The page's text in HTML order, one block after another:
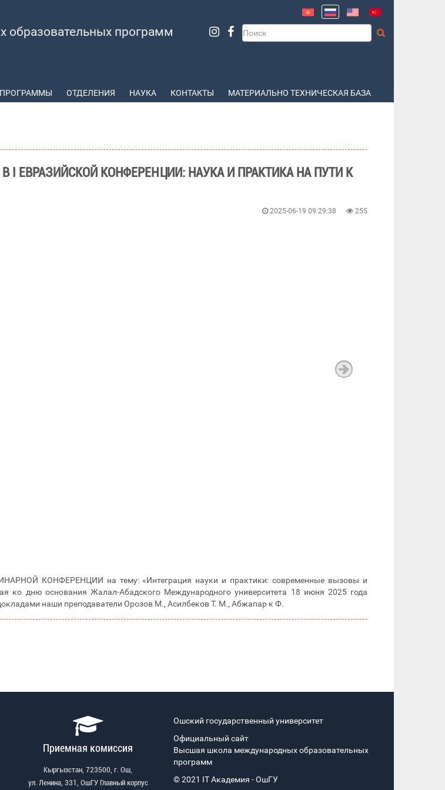
программ
ОТДЕЛЕНИЯ НАУКА КОНТАКТЫ МАТЕРИАЛЬНО ТЕХНИЧЕСКАЯ БАЗА
I ЕВРАЗИЙСКОЙ КОНФЕРЕНЦИИ: НАУКА И ПРАКТИКА НА ПУТИ К
2025-06-19 09:29:38 255
КОНФЕРЕНЦИИ на тему: «Интеграция науки и практики: современные вызовы и
ко дню основания Жалал-Абадского Международного университета 18 июня 2025 года
наши преподаватели Орозов М., Асилбеков Т. М., Абжапар к Ф.
Приемная комиссия
Кыргызстан, 723500, г. Ош,
ул. Ленина, 331, ОшГУ Главный корпус
Ошский государственный университет
Официальный сайт
Высшая школа международных образовательных
программ
© 2021 IT Академия - OшГУ